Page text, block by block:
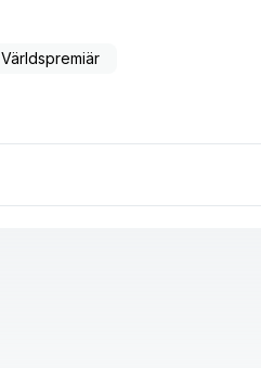
Världspremiär